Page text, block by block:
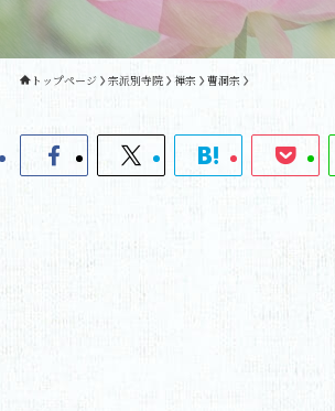
トップページ 宗派別寺院 禅宗 曹洞宗